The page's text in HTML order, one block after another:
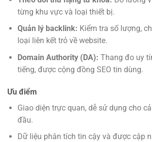
từng khu vực và loại thiết bị.
Quản lý backlink: Kiểm tra số lượng,
loại liên kết trỏ về website.
Domain Authority (DA): Thang đo uy
tiếng, được cộng đồng SEO tin dùng.
Ưu điểm
Giao diện trực quan, dễ sử dụng cho
đầu.
Dữ liệu phân tích tin cậy và được cập